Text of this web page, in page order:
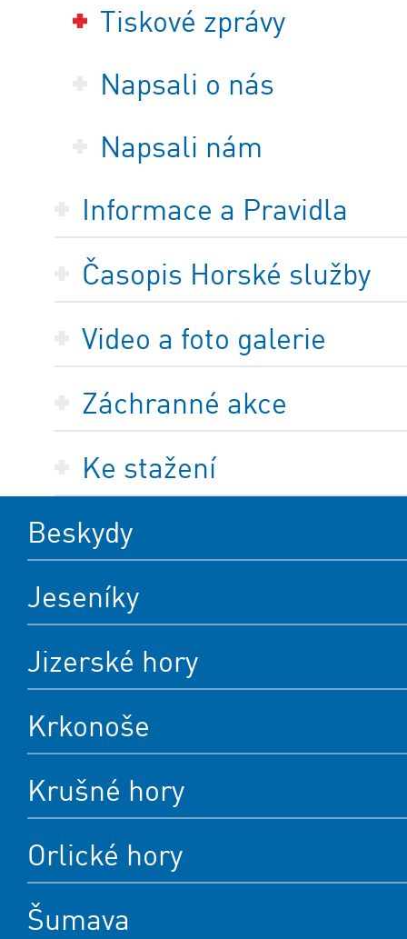
Tiskové zprávy
Napsali o nás
Napsali nám
Informace a Pravidla
Časopis Horské služby
Video a foto galerie
Záchranné akce
Ke stažení
Beskydy
Jeseníky
Jizerské hory
Krkonoše
Krušné hory
Orlické hory
Šumava